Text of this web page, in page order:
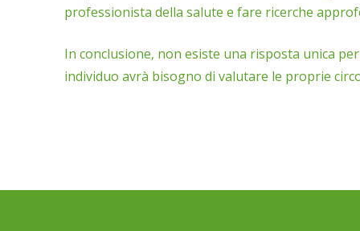
professionista della salute e fare ricerche
In conclusione, non esiste una risposta unica
individuo avrà bisogno di valutare le proprie